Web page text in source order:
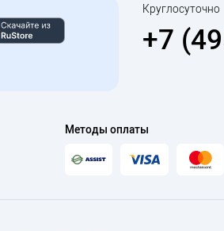
Круглосуточно
+7
Методы оплаты